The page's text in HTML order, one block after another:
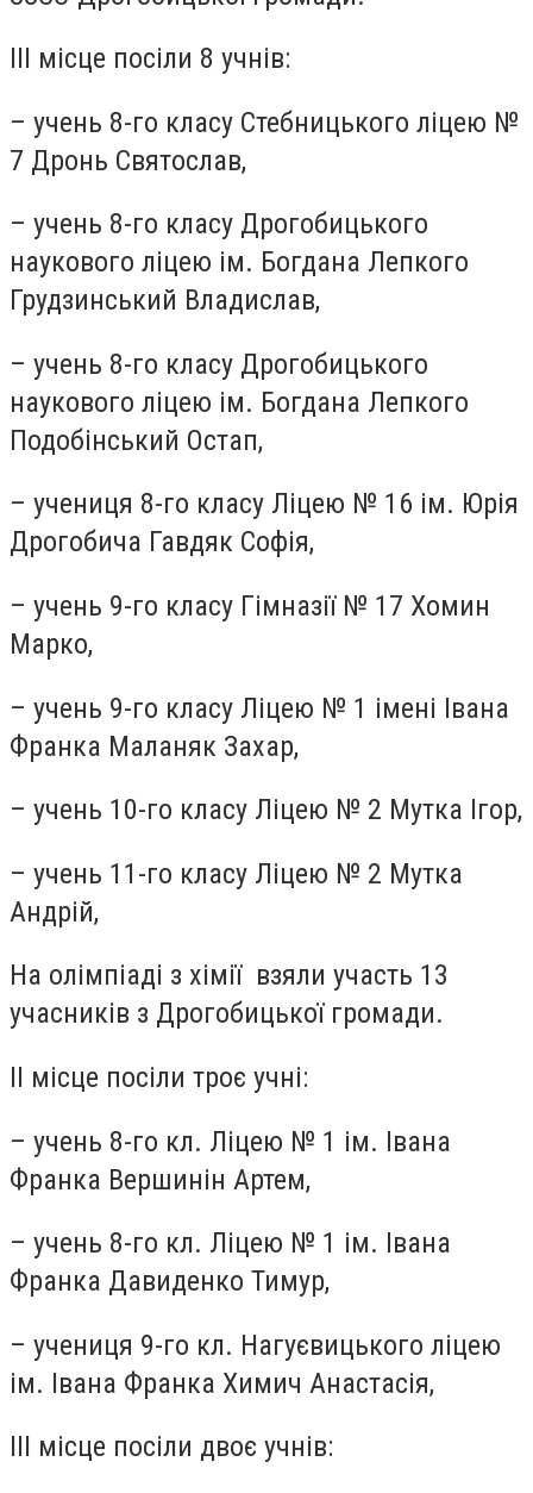
ІІІ місце посіли 8 учнів:
– учень 8-го класу Стебницького ліцею №
7 Дронь Святослав,
– учень 8-го класу Дрогобицького
наукового ліцею ім. Богдана Лепкого
Грудзинський Владислав,
– учень 8-го класу Дрогобицького
наукового ліцею ім. Богдана Лепкого
Подобінський Остап,
– учениця 8-го класу Ліцею № 16 ім. Юрія
Дрогобича Гавдяк Софія,
– учень 9-го класу Гімназії № 17 Хомин
Марко,
– учень 9-го класу Ліцею № 1 імені Івана
Франка Маланяк Захар,
– учень 10-го класу Ліцею № 2 Мутка Ігор,
– учень 11-го класу Ліцею № 2 Мутка
Андрій,
На олімпіаді з хімії взяли участь 13
учасників з Дрогобицької громади.
ІІ місце посіли троє учні:
– учень 8-го кл. Ліцею № 1 ім. Івана
Франка Вершинін Артем,
– учень 8-го кл. Ліцею № 1 ім. Івана
Франка Давиденко Тимур,
– учениця 9-го кл. Нагуєвицького ліцею
ім. Івана Франка Химич Анастасія,
ІІІ місце посіли двоє учнів: